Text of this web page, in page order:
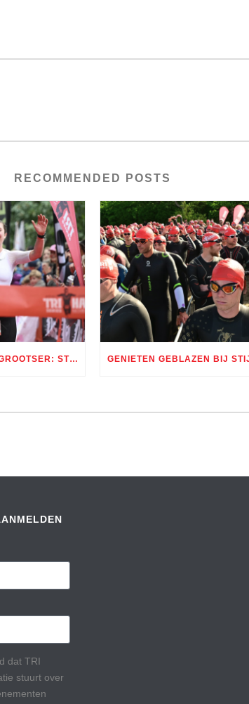
RECOMMENDED POSTS
BETER, MOOIER, GROOTSER: STIJF UITVERKOCHTE TRI AMSTERDAM GROOT SUCCES
dat TRI
stuurt over